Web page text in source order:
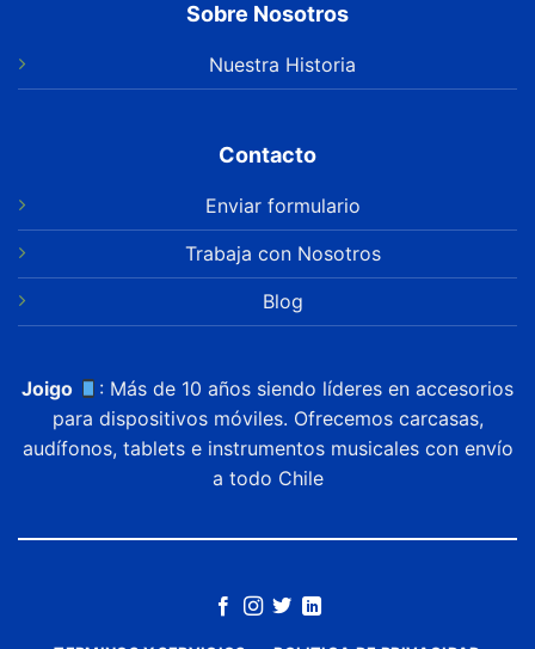
Sobre Nosotros
Nuestra Historia
Contacto
Enviar formulario
Trabaja con Nosotros
Blog
Joigo
: Más de 10 años siendo líderes en accesorios
para dispositivos móviles. Ofrecemos carcasas,
audífonos, tablets e instrumentos musicales con envío
a todo Chile